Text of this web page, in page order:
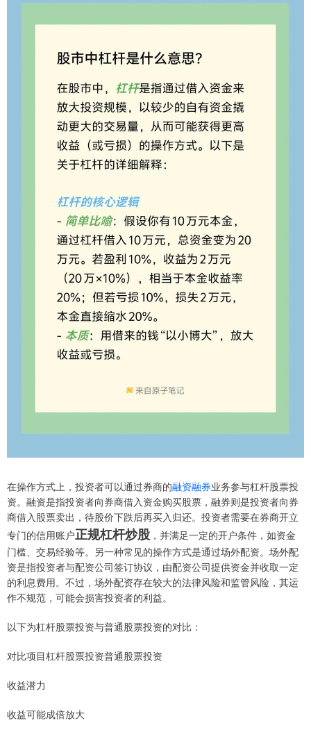
在操作方式上，投资者可以通过券商的融资融券业务参与杠杆股票投
资。融资是指投资者向券商借入资金购买股票，融券则是投资者向券
商借入股票卖出，待股价下跌后再买入归还。投资者需要在券商开立
专门的信用账户正规杠杆炒股 ，并满足一定的开户条件，如资金
门槛、交易经验等。另一种常见的操作方式是通过场外配资。场外配
资是指投资者与配资公司签订协议，由配资公司提供资金并收取一定
的利息费用。不过，场外配资存在较大的法律风险和监管风险，其运
作不规范，可能会损害投资者的利益。
以下为杠杆股票投资与普通股票投资的对比：
对比项目杠杆股票投资普通股票投资
收益潜力
收益可能成倍放大